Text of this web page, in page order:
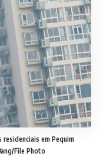
em Pequim
File Photo